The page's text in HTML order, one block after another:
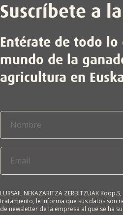
Suscríbete a
Entérate de todo lo
mundo de la
agricultura en
LURSAIL NEKAZARITZA ZERBITZUAK
tratamiento, le informa que sus datos son
de newsletter de la empresa al que se ha